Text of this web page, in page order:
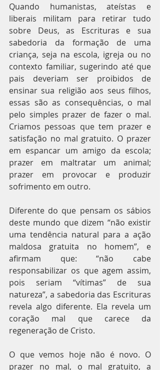
Quando humanistas, ateístas e
liberais militam para retirar tudo
sobre Deus, as Escrituras e sua
sabedoria da formação de uma
criança, seja na escola, igreja ou no
contexto familiar, sugerindo até que
pais deveriam ser proibidos de
ensinar sua religião aos seus filhos,
essas são as consequências, o mal
pelo simples prazer de fazer o mal.
Criamos pessoas que tem prazer e
satisfação no mal gratuito. O prazer
em espancar um amigo da escola;
prazer em maltratar um animal;
prazer em provocar e produzir
sofrimento em outro.
Diferente do que pensam os sábios
deste mundo que dizem “não existir
uma tendência natural para a ação
maldosa gratuita no homem”, e
afirmam que: “não cabe
responsabilizar os que agem assim,
pois seriam “vítimas” de sua
natureza”, a sabedoria das Escrituras
revela algo diferente. Ela revela um
coração mal que carece da
regeneração de Cristo.
O que vemos hoje não é novo. O
prazer no mal, o mal gratuito, a